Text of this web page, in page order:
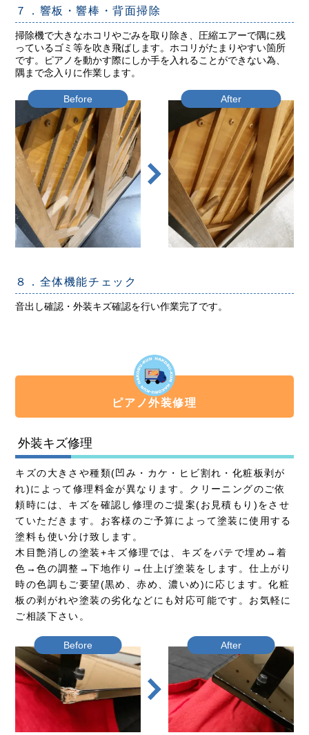
７．響板・響棒・背面掃除
掃除機で大きなホコリやごみを取り除き、圧縮エアーで隅に残
っているゴミ等を吹き飛ばします。ホコリがたまりやすい箇所
です。ピアノを動かす際にしか手を入れることができない為、
隅まで念入りに作業します。
Before After
８．全体機能チェック
音出し確認・外装キズ確認を行い作業完了です。
ピアノ外装修理
外装キズ修理
キズの大きさや種類(凹み・カケ・ヒビ割れ・化粧板剥が
れ)によって修理料金が異なります。クリーニングのご依
頼時には、キズを確認し修理のご提案(お見積もり)をさせ
ていただきます。お客様のご予算によって塗装に使用する
塗料も使い分け致します。
木目艶消しの塗装+キズ修理では、キズをパテで埋め→着
色→色の調整→下地作り→仕上げ塗装をします。仕上がり
時の色調もご要望(黒め、赤め、濃いめ)に応じます。化粧
板の剥がれや塗装の劣化などにも対応可能です。お気軽に
ご相談下さい。
Before After